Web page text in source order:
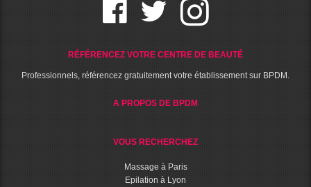
RÉFÉRENCEZ VOTRE CENTRE DE BEAUTÉ
Professionnels, référencez gratuitement votre établissement sur BPDM.
A PROPOS DE BPDM
VOUS RECHERCHEZ
Massage à Paris
Epilation à Lyon